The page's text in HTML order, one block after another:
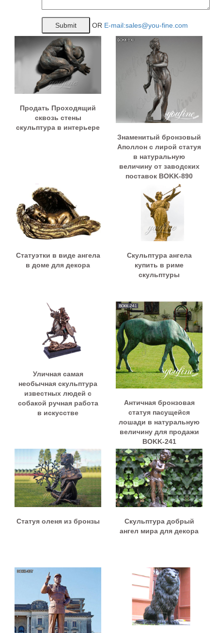
OR E-mail:sales@you-fine.com
Продать Проходящий
сквозь стены
скульптура в интерьере
Знаменитый бронзовый
Аполлон с лирой статуя
в натуральную
величину от заводских
поставок BOKK-890
Статуэтки в виде ангела
в доме для декора
Скульптура ангела
купить в риме
скульптуры
Уличная самая
необычная скульптура
известных людей с
собакой ручная работа
в искусстве
Античная бронзовая
статуя пасущейся
лошади в натуральную
величину для продажи
BOKK-241
Статуя оленя из бронзы
Скульптура добрый
ангел мира для декора